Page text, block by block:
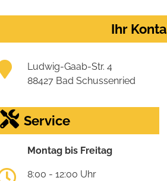
Ihr
Ludwig-Gaab-Str. 4
88427 Bad Schussenried
Service
Montag bis Freitag
8:00 - 12:00 Uhr